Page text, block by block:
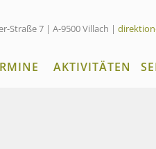
Straße 7 | A-9500 Villach |
AKTIVITÄTEN